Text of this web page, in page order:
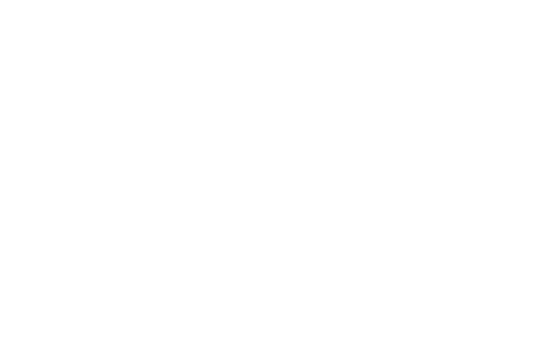
suvenýry, čistírna, konferenční sály. Venku bazén, bar u bazénu, terasa s lehátky, slunečníky a osuškami zdarma. Pro klienty se službou
slunečníky (pouze pro dospělé).
uvedené vybavení)